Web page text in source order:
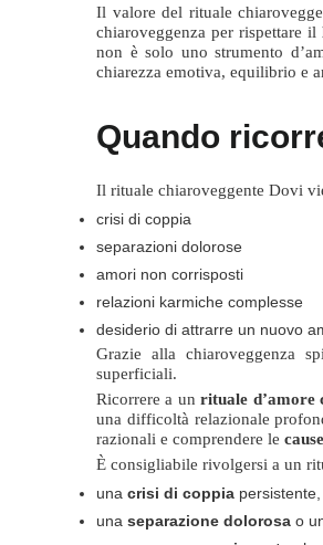
Il valore del rituale
chiaroveggenza per rispettare il
non è solo uno strumento
chiarezza emotiva, equilibrio e
Quando
Il rituale chiaroveggente Dovi
crisi di coppia
separazioni dolorose
amori non corrisposti
relazioni karmiche complesse
desiderio di attrarre un nuovo
Grazie alla chiaroveggenza
superficiali.
Ricorrere a unrituale d’amore
una difficoltà relazionale
razionali e comprendere le
È consigliabile rivolgersi a un
una crisi di coppia
una separazione dolorosa o